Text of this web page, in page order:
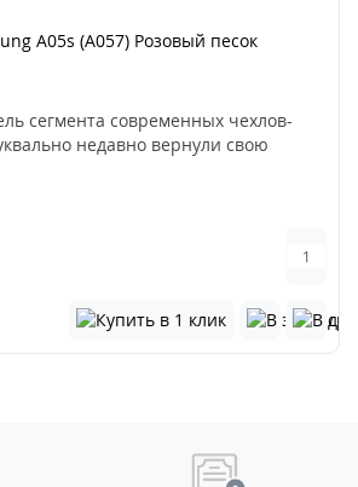
A05s (A057) Розовый песок
сегмента современных чехлов-
недавно вернули свою